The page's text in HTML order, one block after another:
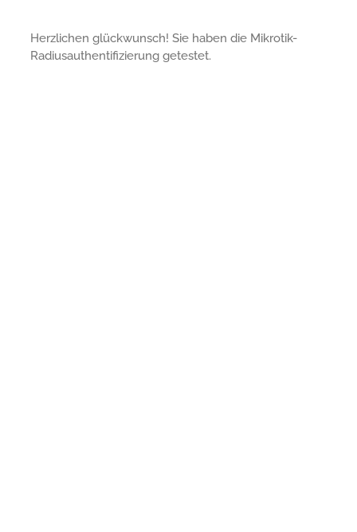
Herzlichen glückwunsch! Sie haben die Mikrotik-
Radiusauthentifizierung getestet.